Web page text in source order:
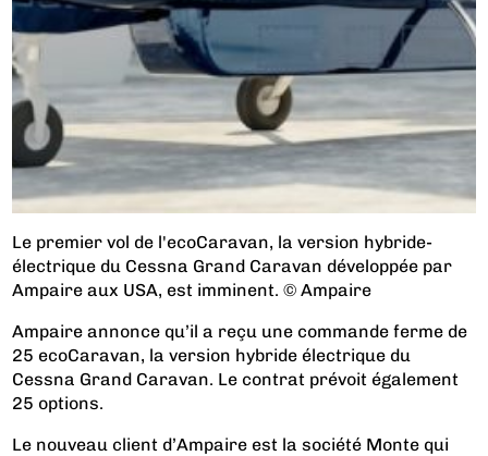
Le premier vol de l'ecoCaravan, la version hybride-
électrique du Cessna Grand Caravan développée par
Ampaire aux USA, est imminent. © Ampaire
Ampaire annonce qu’il a reçu une commande ferme de
25 ecoCaravan, la version hybride électrique du
Cessna Grand Caravan. Le contrat prévoit également
25 options.
Le nouveau client d’Ampaire est la société Monte qui